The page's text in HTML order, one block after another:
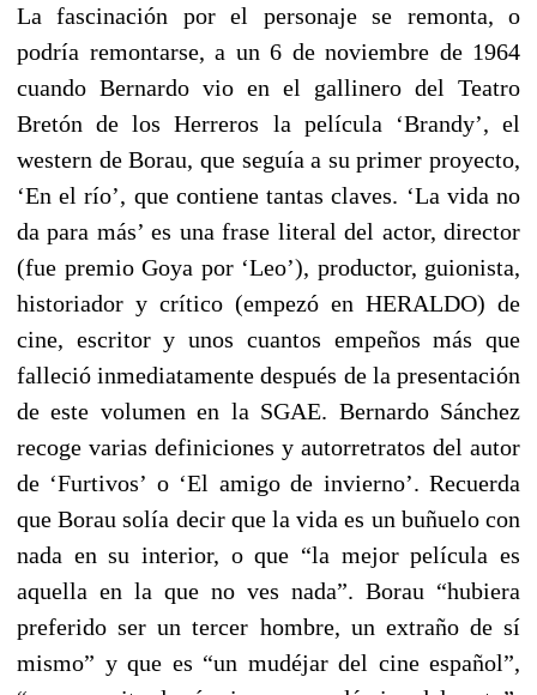
La fascinación por el personaje se remonta, o
podría remontarse, a un 6 de noviembre de 1964
cuando Bernardo vio en el gallinero del Teatro
Bretón de los Herreros la película ‘Brandy’, el
western de Borau, que seguía a su primer proyecto,
‘En el río’, que contiene tantas claves. ‘La vida no
da para más’ es una frase literal del actor, director
(fue premio Goya por ‘Leo’), productor, guionista,
historiador y crítico (empezó en HERALDO) de
cine, escritor y unos cuantos empeños más que
falleció inmediatamente después de la presentación
de este volumen en la SGAE. Bernardo Sánchez
recoge varias definiciones y autorretratos del autor
de ‘Furtivos’ o ‘El amigo de invierno’. Recuerda
que Borau solía decir que la vida es un buñuelo con
nada en su interior, o que “la mejor película es
aquella en la que no ves nada”. Borau “hubiera
preferido ser un tercer hombre, un extraño de sí
mismo” y que es “un mudéjar del cine español”,